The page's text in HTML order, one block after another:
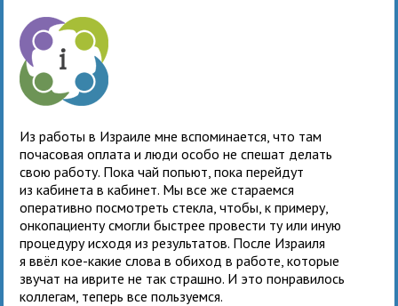
Из работы в Израиле мне вспоминается, что там
почасовая оплата и люди особо не спешат делать
свою работу. Пока чай попьют, пока перейдут
из кабинета в кабинет. Мы все же стараемся
оперативно посмотреть стекла, чтобы, к примеру,
онкопациенту смогли быстрее провести ту или иную
процедуру исходя из результатов. После Израиля
я ввёл кое-какие слова в обиход в работе, которые
звучат на иврите не так страшно. И это понравилось
коллегам, теперь все пользуемся.